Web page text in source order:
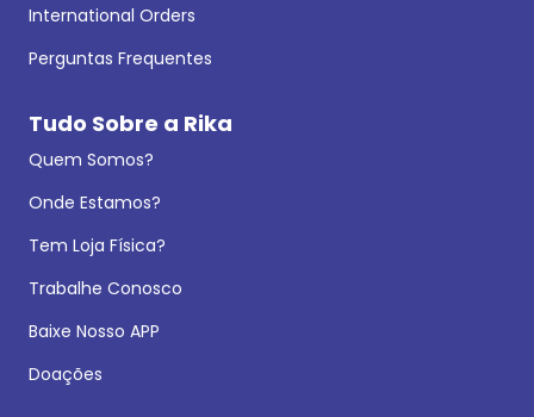
International Orders
Perguntas Frequentes
Tudo Sobre a Rika
Quem Somos?
Onde Estamos?
Tem Loja Física?
Trabalhe Conosco
Baixe Nosso APP
Doações